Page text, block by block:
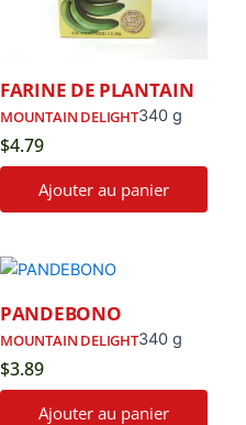
FARINE DE PLANTAIN
MOUNTAIN DELIGHT340 g
$4.79
Ajouter au panier
PANDEBONO
MOUNTAIN DELIGHT340 g
$3.89
Ajouter au panier